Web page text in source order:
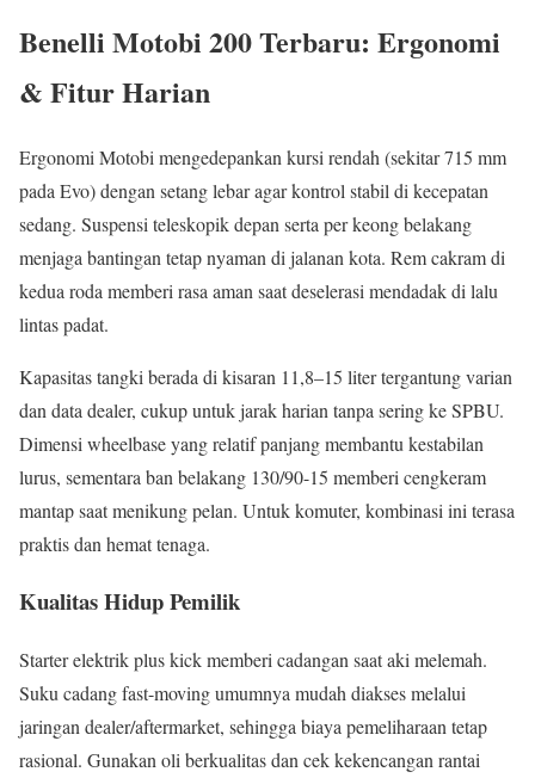
Benelli Motobi 200 Terbaru: Ergonomi
& Fitur Harian
Ergonomi Motobi mengedepankan kursi rendah (sekitar 715 mm
pada Evo) dengan setang lebar agar kontrol stabil di kecepatan
sedang. Suspensi teleskopik depan serta per keong belakang
menjaga bantingan tetap nyaman di jalanan kota. Rem cakram di
kedua roda memberi rasa aman saat deselerasi mendadak di lalu
lintas padat.
Kapasitas tangki berada di kisaran 11,8–15 liter tergantung varian
dan data dealer, cukup untuk jarak harian tanpa sering ke SPBU.
Dimensi wheelbase yang relatif panjang membantu kestabilan
lurus, sementara ban belakang 130/90-15 memberi cengkeram
mantap saat menikung pelan. Untuk komuter, kombinasi ini terasa
praktis dan hemat tenaga.
Kualitas Hidup Pemilik
Starter elektrik plus kick memberi cadangan saat aki melemah.
Suku cadang fast-moving umumnya mudah diakses melalui
jaringan dealer/aftermarket, sehingga biaya pemeliharaan tetap
rasional. Gunakan oli berkualitas dan cek kekencangan rantai